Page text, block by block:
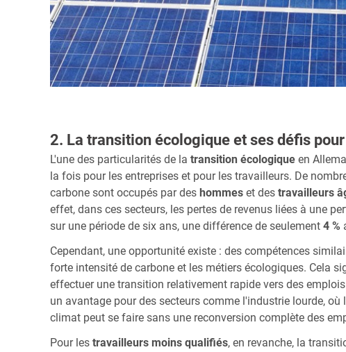
2. La transition écologique et ses défis
L'une des particularités de la transition écologique en
la fois pour les entreprises et pour les travailleurs. De
carbone sont occupés par des hommes et des travailleurs
effet, dans ces secteurs, les pertes de revenus liées à une
sur une période de six ans, une différence de seulement 4 %
Cependant, une opportunité existe : des compétences
forte intensité de carbone et les métiers écologiques. Cela
effectuer une transition relativement rapide vers des
un avantage pour des secteurs comme l'industrie lourde,
climat peut se faire sans une reconversion complète des
Pour les travailleurs moins qualifiés, en revanche, la